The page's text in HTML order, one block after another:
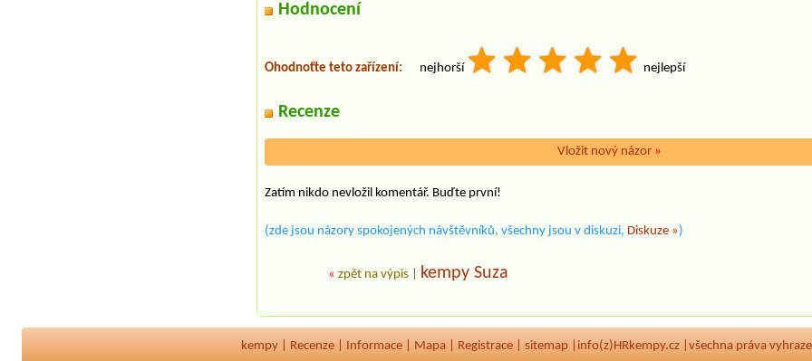
Hodnocení
Ohodnoťte teto zařízení: nejhorší nejlepší
Recenze
Vložit nový názor »
Zatím nikdo nevložil komentář. Buďte první!
(zde jsou názory spokojených návštěvníků, všechny jsou v diskuzi, Diskuze »)
«zpět na výpis kempy Suza
kempy Recenze Informace Mapa Registrace sitemap info(z)HRkempy.cz | všechna práva